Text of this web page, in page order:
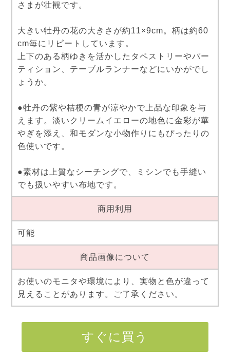
さまが壮観です。
大きい牡丹の花の大きさが約11×9cm。柄は約60
cm毎にリピートしています。
上下のある柄ゆきを活かしたタペストリーやパー
ティション、テーブルランナーなどにいかがでし
ょうか。
●牡丹の紫や桔梗の青が涼やかで上品な印象を与
えます。淡いクリームイエローの地色に金彩が華
やぎを添え、和モダンな小物作りにもぴったりの
色使いです。
●素材は上質なシーチングで、ミシンでも手縫い
でも扱いやすい布地です。
商用利用
可能
商品画像について
お使いのモニタや環境により、実物と色が違って
見えることがあります。ご了承ください。
すぐに買う